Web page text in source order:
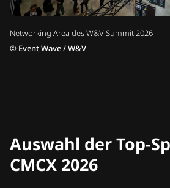
Networking Area des W&V Summit 2026
© Event Wave / W&V
Auswahl der Top-
CMCX 2026